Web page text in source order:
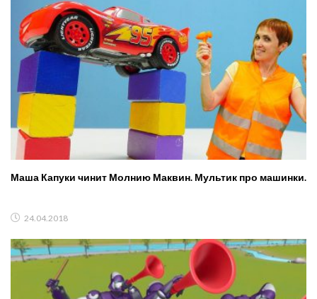
Маша Капуки чинит Молнию Маквин. Мультик про машинки.
24.04.2018